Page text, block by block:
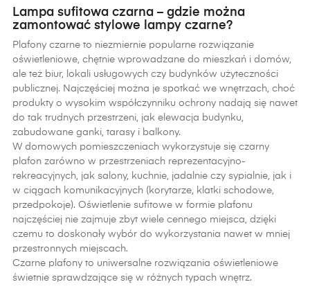
Lampa sufitowa czarna – gdzie można
zamontować stylowe lampy czarne?
Plafony czarne to niezmiernie popularne rozwiązanie
oświetleniowe, chętnie wprowadzane do mieszkań i domów,
ale też biur, lokali usługowych czy budynków użyteczności
publicznej. Najczęściej można je spotkać we wnętrzach, choć
produkty o wysokim współczynniku ochrony nadają się nawet
do tak trudnych przestrzeni, jak elewacja budynku,
zabudowane ganki, tarasy i balkony.
W domowych pomieszczeniach wykorzystuje się czarny
plafon zarówno w przestrzeniach reprezentacyjno-
rekreacyjnych, jak salony, kuchnie, jadalnie czy sypialnie, jak i
w ciągach komunikacyjnych (korytarze, klatki schodowe,
przedpokoje). Oświetlenie sufitowe w formie plafonu
najczęściej nie zajmuje zbyt wiele cennego miejsca, dzięki
czemu to doskonały wybór do wykorzystania nawet w mniej
przestronnych miejscach.
Czarne plafony to uniwersalne rozwiązania oświetleniowe
świetnie sprawdzające się w różnych typach wnętrz.